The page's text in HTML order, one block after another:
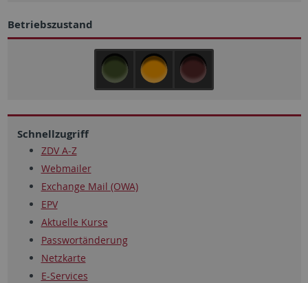
Betriebszustand
Schnellzugriff
ZDV A-Z
Webmailer
Exchange Mail (OWA)
EPV
Aktuelle Kurse
Passwortänderung
Netzkarte
E-Services